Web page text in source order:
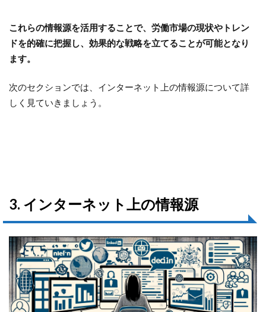
これらの情報源を活用することで、労働市場の現状やトレン
ドを的確に把握し、効果的な戦略を立てることが可能となり
ます。
次のセクションでは、インターネット上の情報源について詳
しく見ていきましょう。
3. インターネット上の情報源